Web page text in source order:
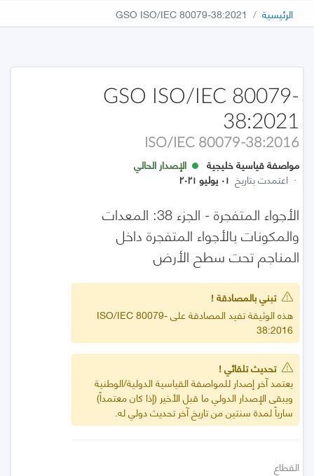
الرئيسية GSO ISO/IEC 80079-38:2021
GSO ISO/IEC 80079-
38:2021
ISO/IEC 80079-38:2016
مواصفة قياسية خليجية
الإصدار الحالي
· اعتمدت بتاريخ ٠١ يوليو ٢٠٢١
الأجواء المتفجرة - الجزء 38: المعدات
والمكونات بالأجواء المتفجرة داخل
المناجم تحت سطح الأرض
تبني بالمصادقة !
هذه الوثيقة تفيد المصادقة على ISO/IEC 80079-
38:2016
تحديث تلقائي !
يعتمد آخر إصدار للمواصفة القياسية الدولية/الوطنية
ويبقى الإصدار الدولي ما قبل الأخير (إذا كان معتمداً)
سارياً لمدة سنتين من تاريخ آخر تحديث دولي له.
القطاع